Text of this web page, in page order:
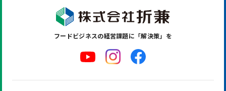
フードビジネスの経営課題に「解決策」を